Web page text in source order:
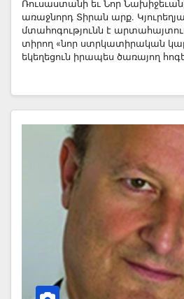
Ռուսաստանի եւ Նոր
առաջնորդ Տիրան արք.
մտահոգությունն է
տիրող «նոր ստրկատիրական
եկեղեցուն իրապես ծառայող